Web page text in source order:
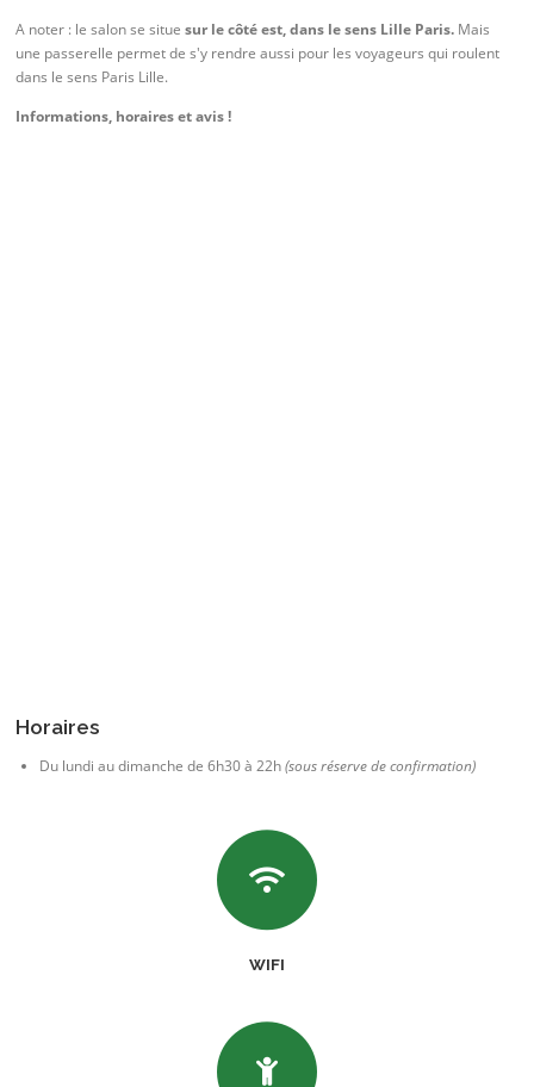
A noter : le salon se situesur le côté est, dans le sens Lille Paris. Mais
une passerelle permet de s'y rendre aussi pour les voyageurs qui roulent
dans le sens Paris Lille.
Informations, horaires et avis !
Horaires
Du lundi au dimanche de 6h30 à 22h(sous réserve de confirmation)
WIFI